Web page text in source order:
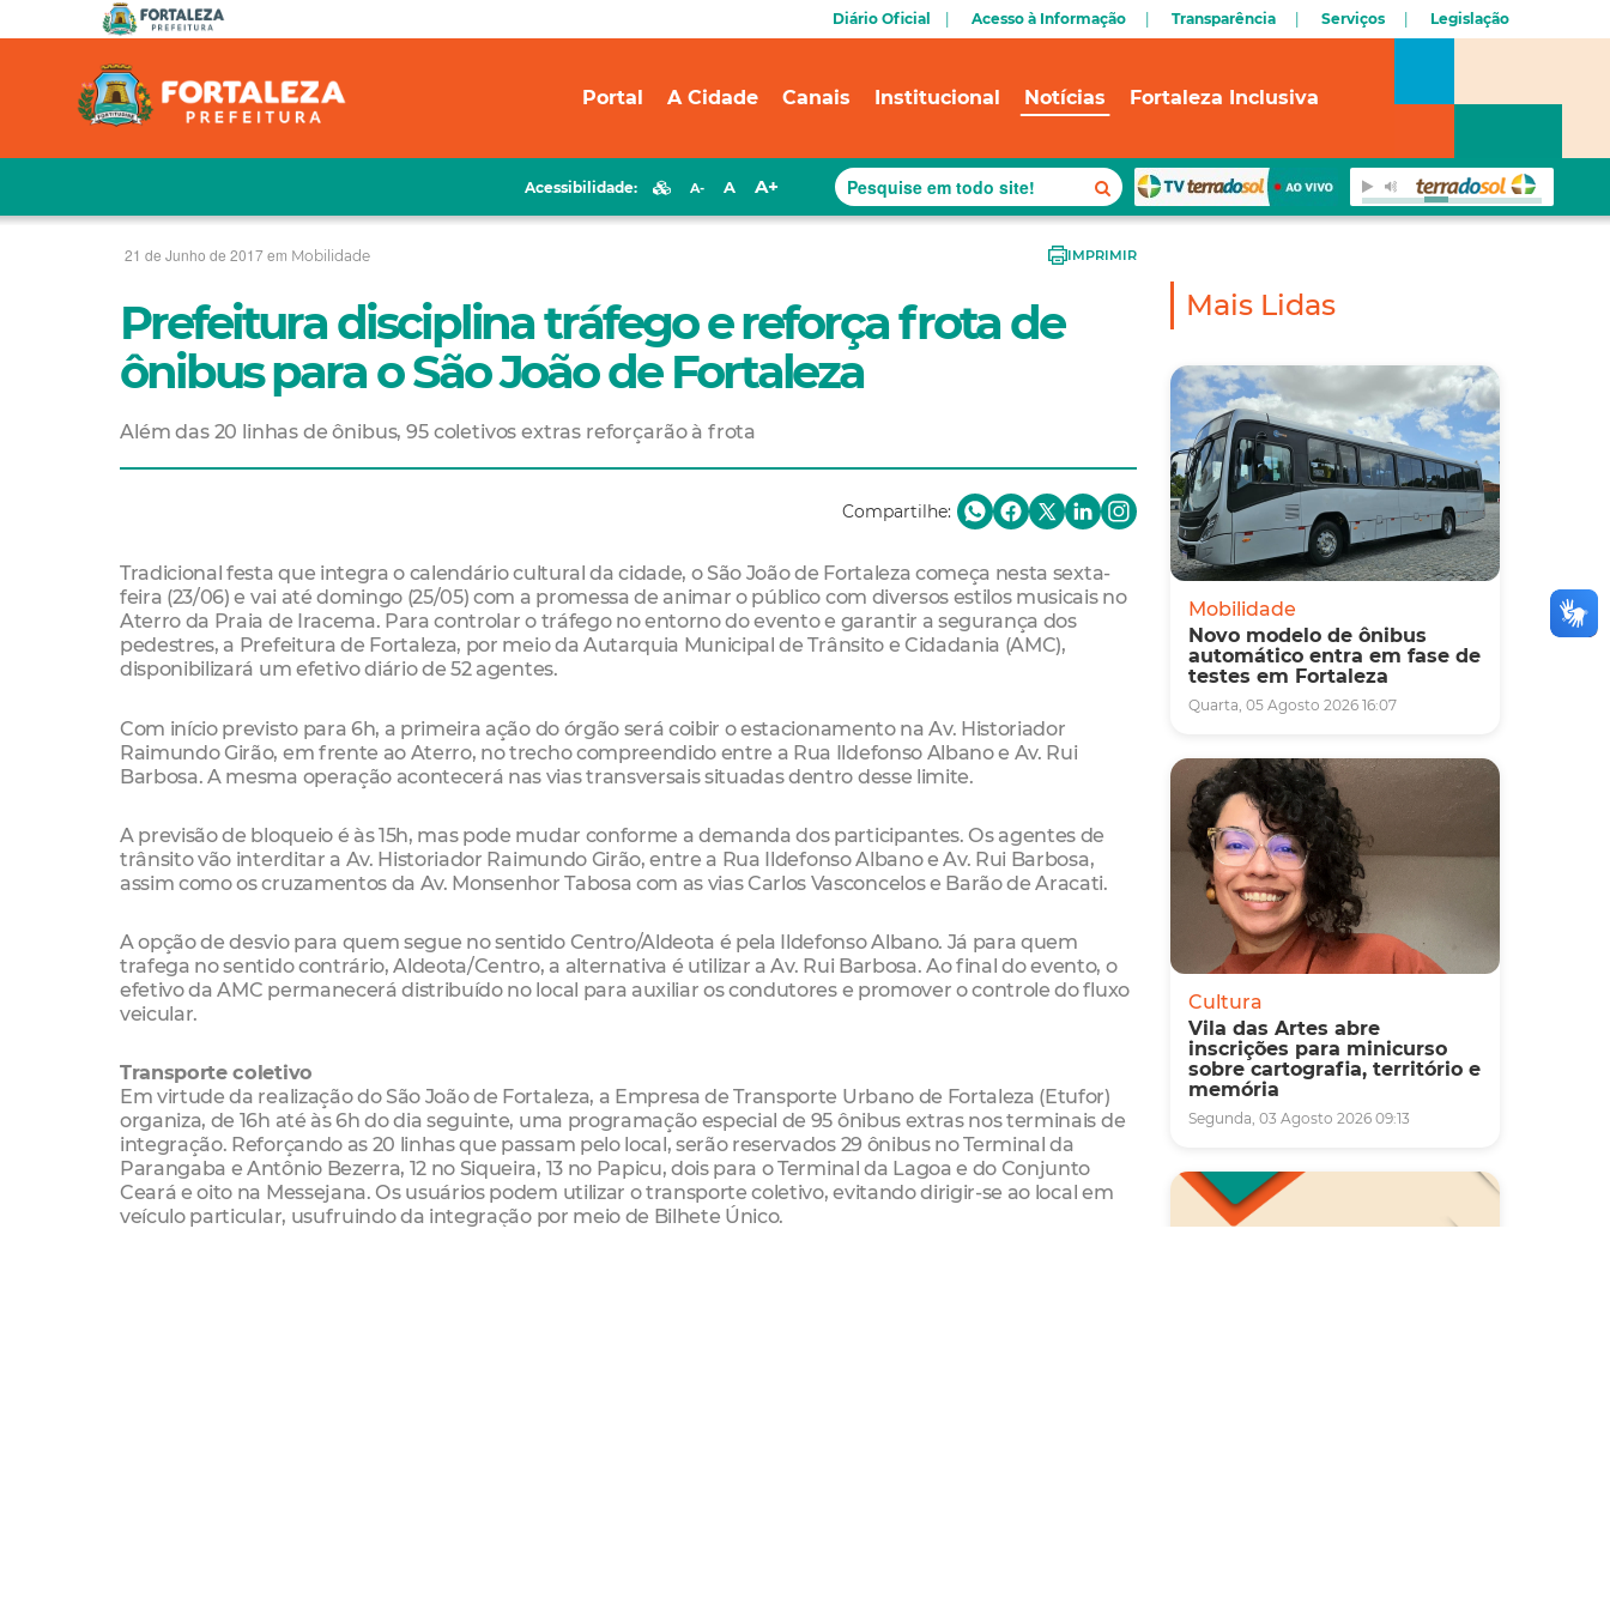
Diário Oficial Acesso à Informação Transparência Serviços Legislação
Portal A Cidade Canais Institucional Notícias Fortaleza Inclusiva
Acessibilidade: A- A A+
21 de Junho de 2017 em Mobilidade IMPRIMIR
Prefeitura disciplina tráfego e reforça frota de
ônibus para o São João de Fortaleza
Além das 20 linhas de ônibus, 95 coletivos extras reforçarão à frota
Compartilhe:
Tradicional festa que integra o calendário cultural da cidade, o São João de Fortaleza começa nesta sexta-
feira (23/06) e vai até domingo (25/05) com a promessa de animar o público com diversos estilos musicais no
Aterro da Praia de Iracema. Para controlar o tráfego no entorno do evento e garantir a segurança dos
pedestres, a Prefeitura de Fortaleza, por meio da Autarquia Municipal de Trânsito e Cidadania (AMC),
disponibilizará um efetivo diário de 52 agentes.
Com início previsto para 6h, a primeira ação do órgão será coibir o estacionamento na Av. Historiador
Raimundo Girão, em frente ao Aterro, no trecho compreendido entre a Rua Ildefonso Albano e Av. Rui
Barbosa. A mesma operação acontecerá nas vias transversais situadas dentro desse limite.
A previsão de bloqueio é às 15h, mas pode mudar conforme a demanda dos participantes. Os agentes de
trânsito vão interditar a Av. Historiador Raimundo Girão, entre a Rua Ildefonso Albano e Av. Rui Barbosa,
assim como os cruzamentos da Av. Monsenhor Tabosa com as vias Carlos Vasconcelos e Barão de Aracati.
A opção de desvio para quem segue no sentido Centro/Aldeota é pela Ildefonso Albano. Já para quem
trafega no sentido contrário, Aldeota/Centro, a alternativa é utilizar a Av. Rui Barbosa. Ao final do evento, o
efetivo da AMC permanecerá distribuído no local para auxiliar os condutores e promover o controle do fluxo
veicular.
Transporte coletivo
Em virtude da realização do São João de Fortaleza, a Empresa de Transporte Urbano de Fortaleza (Etufor)
organiza, de 16h até às 6h do dia seguinte, uma programação especial de 95 ônibus extras nos terminais de
integração. Reforçando as 20 linhas que passam pelo local, serão reservados 29 ônibus no Terminal da
Parangaba e Antônio Bezerra, 12 no Siqueira, 13 no Papicu, dois para o Terminal da Lagoa e do Conjunto
Ceará e oito na Messejana. Os usuários podem utilizar o transporte coletivo, evitando dirigir-se ao local em
veículo particular, usufruindo da integração por meio de Bilhete Único.
Mais Lidas
Mobilidade
Novo modelo de ônibus
automático entra em fase de
testes em Fortaleza
Quarta, 05 Agosto 2026 16:07
Cultura
Vila das Artes abre
inscrições para minicurso
sobre cartografia, território e
memória
Segunda, 03 Agosto 2026 09:13